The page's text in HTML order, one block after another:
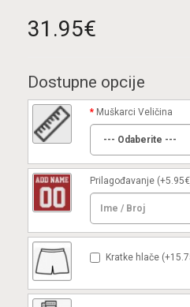
31.95€
Dostupne opcije
Muškarci Veličina
Prilagođavanje
Kratke hlače